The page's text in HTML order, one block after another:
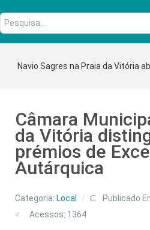
Pesquisa...
Navio Sagres na Praia da Vitória
Câmara
da Vitória
prémios de
Autárquica
Categoria: Local
Publicado
Acessos: 1364